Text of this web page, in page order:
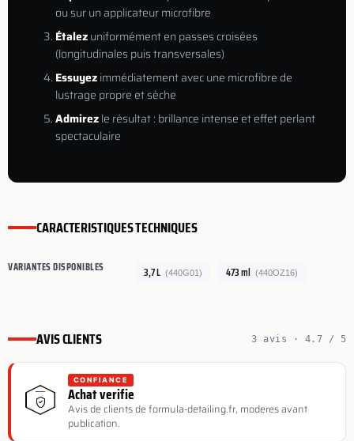
ou sur un applicateur microfibre
Étalezuniformément en passes croisées
(longitudinales puis transversales)
Essuyezimmédiatement avec une microfibre de
lustrage propre et sèche
Admirezle résultat : brillance intense et effet perlant
spectaculaire
CARACTERISTIQUES TECHNIQUES
VARIANTES DISPONIBLES 3,7 L (440G01) 473 ml (440OZ16)
AVIS CLIENTS 3 avis · 4.7 / 5
CONFIANCE
Achat verifie
Avis de clients de formula-detailing.fr, moderes avant
publication.